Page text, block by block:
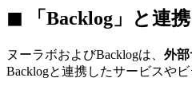
◼︎ 「Backlog」と連
ヌーラボおよびBacklogは、 外
Backlogと連携したサービスや